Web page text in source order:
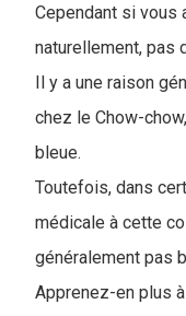
Cependant si vous
naturellement, pas
Il y a une raison
chez le Chow-
bleue.
Toutefois, dans
médicale à cette
généralement pas
Apprenez-en plus